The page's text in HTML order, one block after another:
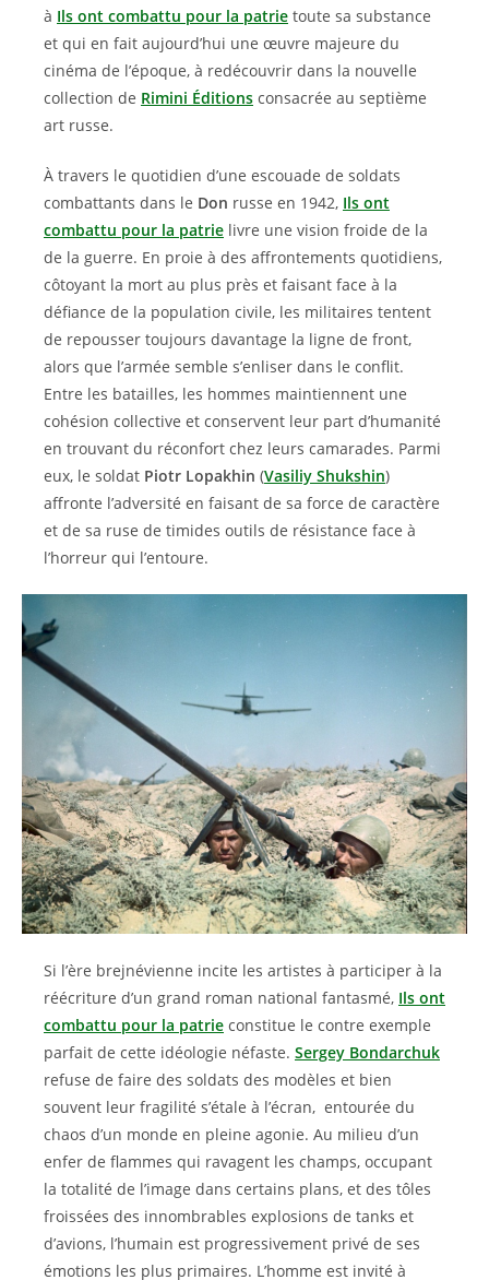
à Ils ont combattu pour la patrie toute sa substance
et qui en fait aujourd’hui une œuvre majeure du
cinéma de l’époque, à redécouvrir dans la nouvelle
collection de Rimini Éditions consacrée au septième
art russe.
À travers le quotidien d’une escouade de soldats
combattants dans le Don russe en 1942, Ils ont
combattu pour la patrie livre une vision froide de la
de la guerre. En proie à des affrontements quotidiens,
côtoyant la mort au plus près et faisant face à la
défiance de la population civile, les militaires tentent
de repousser toujours davantage la ligne de front,
alors que l’armée semble s’enliser dans le conflit.
Entre les batailles, les hommes maintiennent une
cohésion collective et conservent leur part d’humanité
en trouvant du réconfort chez leurs camarades. Parmi
eux, le soldat Piotr Lopakhin (Vasiliy Shukshin)
affronte l’adversité en faisant de sa force de caractère
et de sa ruse de timides outils de résistance face à
l’horreur qui l’entoure.
Si l’ère brejnévienne incite les artistes à participer à la
réécriture d’un grand roman national fantasmé, Ils ont
combattu pour la patrie constitue le contre exemple
parfait de cette idéologie néfaste. Sergey Bondarchuk
refuse de faire des soldats des modèles et bien
souvent leur fragilité s’étale à l’écran, entourée du
chaos d’un monde en pleine agonie. Au milieu d’un
enfer de flammes qui ravagent les champs, occupant
la totalité de l’image dans certains plans, et des tôles
froissées des innombrables explosions de tanks et
d’avions, l’humain est progressivement privé de ses
émotions les plus primaires. L’homme est invité à